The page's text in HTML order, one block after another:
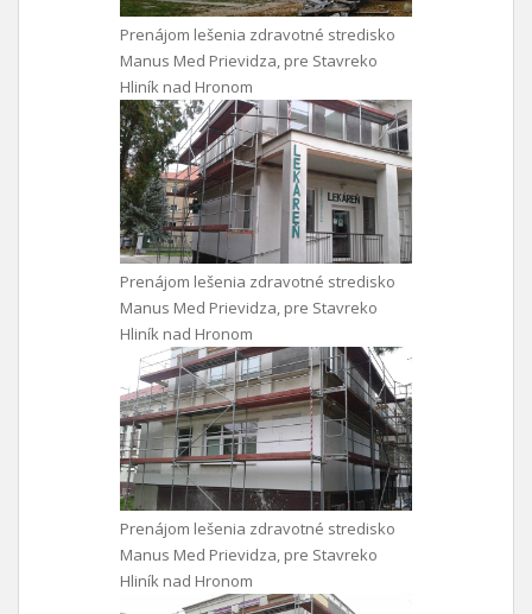
Prenájom lešenia zdravotné stredisko
Manus Med Prievidza, pre Stavreko
Hliník nad Hronom
Prenájom lešenia zdravotné stredisko
Manus Med Prievidza, pre Stavreko
Hliník nad Hronom
Prenájom lešenia zdravotné stredisko
Manus Med Prievidza, pre Stavreko
Hliník nad Hronom